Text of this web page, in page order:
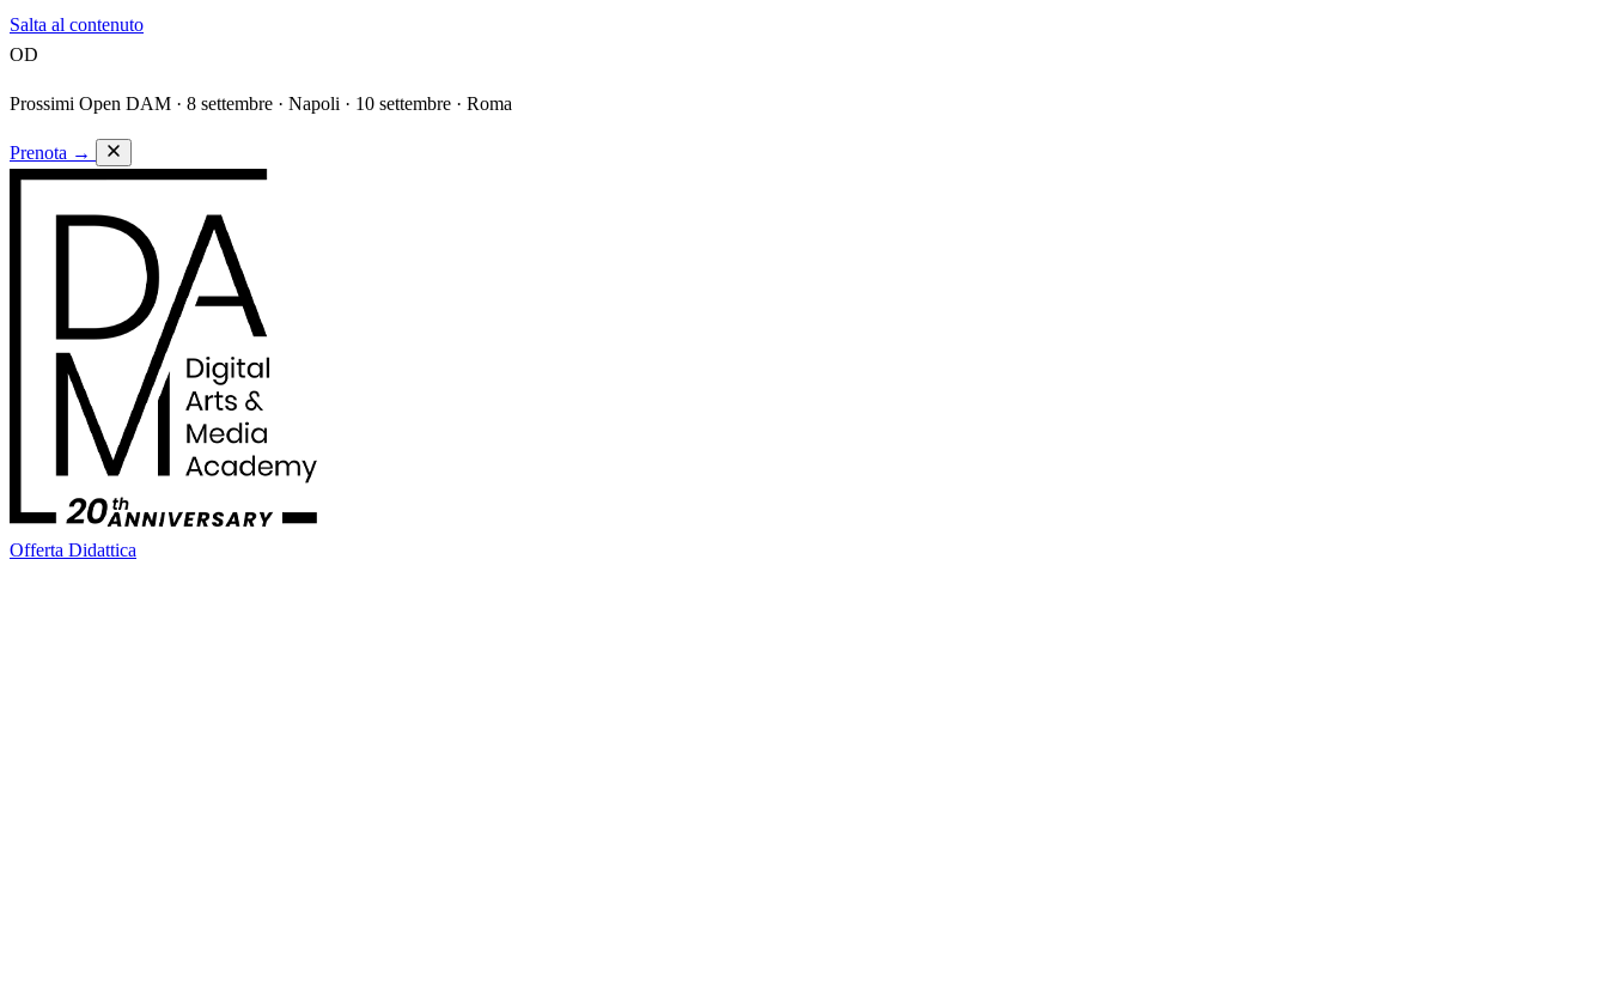
Salta al contenuto
OD
Prossimi Open DAM · 8 settembre · Napoli · 10 settembre · Roma
Prenota →
Offerta Didattica